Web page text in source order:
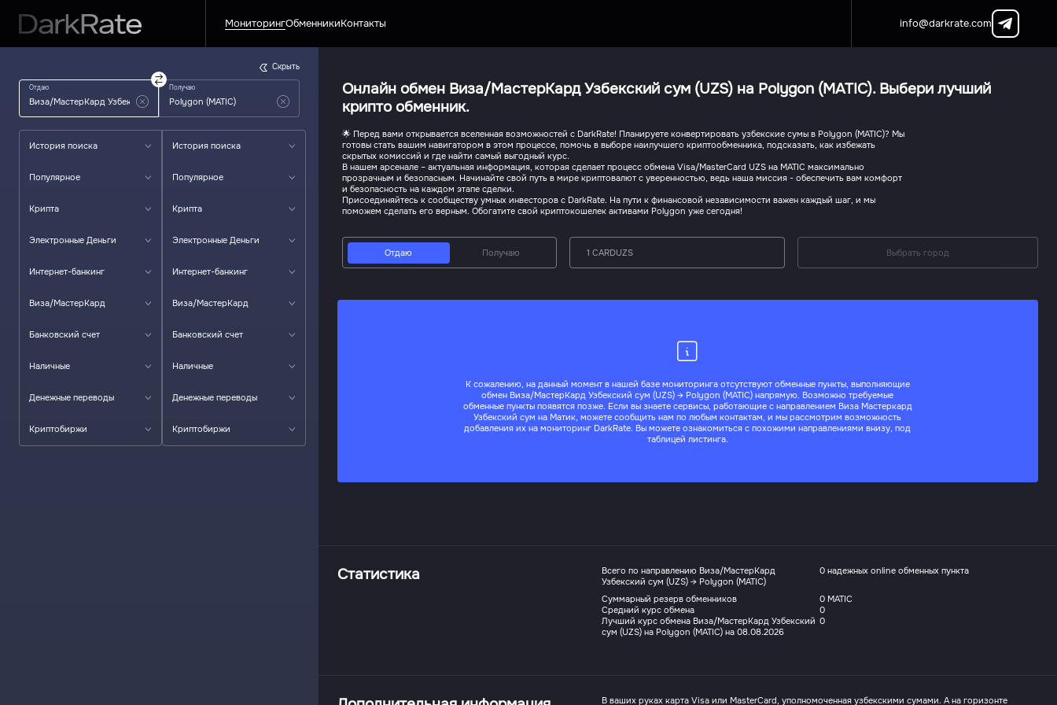
МониторингОбменникиКонтакты info@darkrate.com
Отдаю Получаю
История поиска
Популярное
Крипта
Электронные Деньги
Интернет-банкинг
Виза/МастерКард
Банковский счет
Наличные
Денежные переводы
Криптобиржи
История поиска
Популярное
Крипта
Электронные Деньги
Интернет-банкинг
Виза/МастерКард
Банковский счет
Наличные
Денежные переводы
Криптобиржи
Скрыть
Онлайн обмен Виза/МастерКард Узбекский сум (UZS) на Polygon (MATIC). Выбери лучший
крипто обменник.
🌟 Перед вами открывается вселенная возможностей с DarkRate! Планируете конвертировать узбекские сумы в Polygon (MATIC)? Мы
готовы стать вашим навигатором в этом процессе, помочь в выборе наилучшего криптообменника, подсказать, как избежать
скрытых комиссий и где найти самый выгодный курс.
В нашем арсенале – актуальная информация, которая сделает процесс обмена Visa/MasterCard UZS на MATIC максимально
прозрачным и безопасным. Начинайте свой путь в мире криптовалют с уверенностью, ведь наша миссия - обеспечить вам комфорт
и безопасность на каждом этапе сделки.
Присоединяйтесь к сообществу умных инвесторов с DarkRate. На пути к финансовой независимости важен каждый шаг, и мы
поможем сделать его верным. Обогатите свой криптокошелек активами Polygon уже сегодня!
Отдаю Получаю 1 CARDUZS Выбрать город
К сожалению, на данный момент в нашей базе мониторинга отсутствуют обменные пункты, выполняющие
обмен Виза/МастерКард Узбекский сум (UZS) → Polygon (MATIC) напрямую. Возможно требуемые
обменные пункты появятся позже. Если вы знаете сервисы, работающие с направлением Виза Мастеркард
Узбекский сум на Матик, можете сообщить нам по любым контактам, и мы рассмотрим возможность
добавления их на мониторинг DarkRate. Вы можете ознакомиться с похожими направлениями внизу, под
таблицей листинга.
Статистика
Всего по направлению Виза/МастерКард
Узбекский сум (UZS) → Polygon (MATIC)
0 надежных online обменных пункта
Суммарный резерв обменников
0 MATIC
Средний курс обмена
0
Лучший курс обмена Виза/МастерКард Узбекский
сум (UZS) на Polygon (MATIC) на 08.08.2026
0
В ваших руках карта Visa или MasterCard, уполномоченная узбекскими сумами. А на горизонте